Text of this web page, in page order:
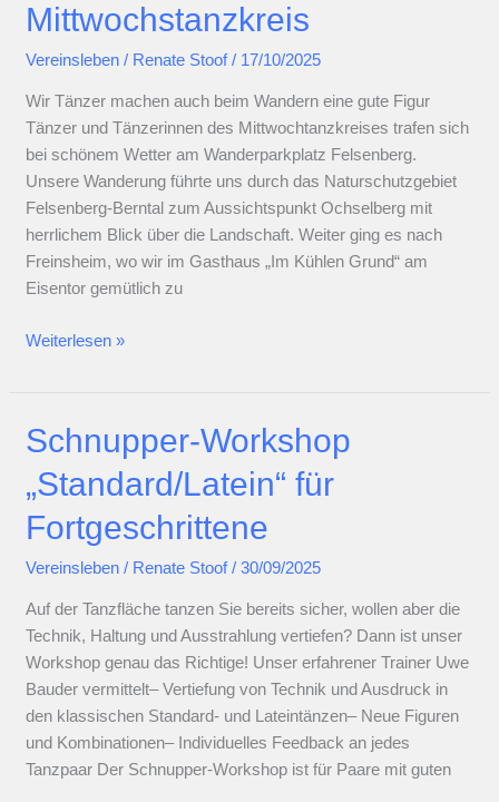
Mittwochstanzkreis
Vereinsleben / Renate Stoof/ 17/10/2025
Wir Tänzer machen auch beim Wandern eine gute Figur
Tänzer und Tänzerinnen des Mittwochtanzkreises trafen sich
bei schönem Wetter am Wanderparkplatz Felsenberg.
Unsere Wanderung führte uns durch das Naturschutzgebiet
Felsenberg-Berntal zum Aussichtspunkt Ochselberg mit
herrlichem Blick über die Landschaft. Weiter ging es nach
Freinsheim, wo wir im Gasthaus „Im Kühlen Grund“ am
Eisentor gemütlich zu
Wanderung
Weiterlesen »
Schnupper-Workshop
„Standard/Latein“ für
Fortgeschrittene
Vereinsleben / Renate Stoof/30/09/2025
Auf der Tanzfläche tanzen Sie bereits sicher, wollen aber die
Technik, Haltung und Ausstrahlung vertiefen? Dann ist unser
Workshop genau das Richtige! Unser erfahrener Trainer Uwe
Bauder vermittelt– Vertiefung von Technik und Ausdruck in
den klassischen Standard- und Lateintänzen– Neue Figuren
und Kombinationen– Individuelles Feedback an jedes
Tanzpaar Der Schnupper-Workshop ist für Paare mit guten